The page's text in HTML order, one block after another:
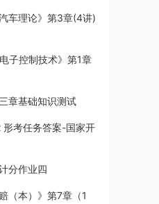
车理论》第3章(4讲)
子控制技术》第1章
章基础知识测试
考任务答案-国家开
分作业四
（本）》第7章（1